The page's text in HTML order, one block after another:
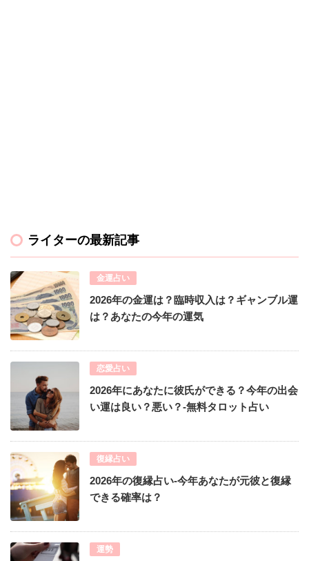
ライターの最新記事
金運占い
2026年の金運は？臨時収入は？ギャンブル運
は？あなたの今年の運気
恋愛占い
2026年にあなたに彼氏ができる？今年の出会
い運は良い？悪い？-無料タロット占い
復縁占い
2026年の復縁占い-今年あなたが元彼と復縁
できる確率は？
運勢